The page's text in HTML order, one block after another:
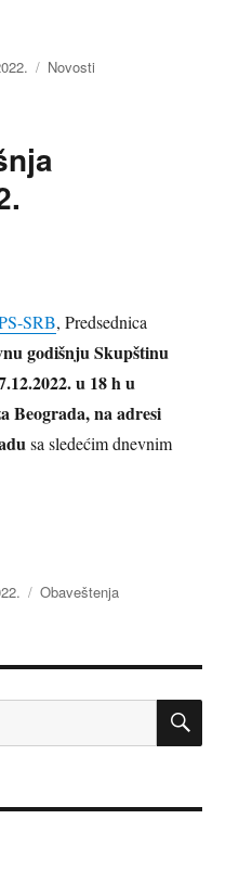
dobitnica nagrade za
Kategorije
Novosti
SRB, Predsednica
godišnju Skupštinu
u 18 h u
Beograda, na adresi
sa sledećim dnevnim
skupština 2022.“
Kategorije
Obaveštenja